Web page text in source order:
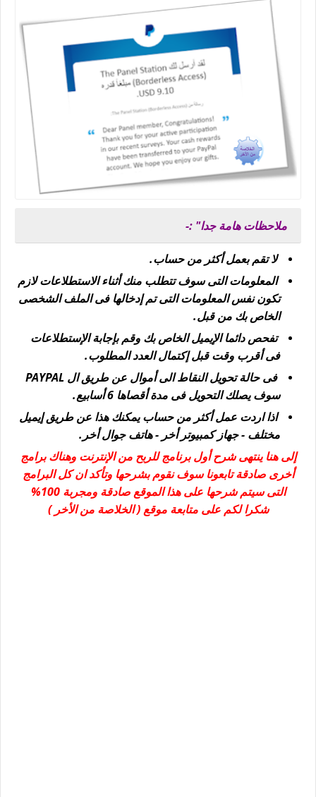
ملاحظات هامة جدا" :-
لا تقم بعمل أكثر من حساب.
المعلومات التى سوف تتطلب منك أثناء الاستطلاعات لازم
تكون نفس المعلومات التى تم إدخالها فى الملف الشخصى
الخاص بك من قبل.
تفحص دائما الإيميل الخاص بك وقم بإجابة الإستطلاعات
فى أقرب وقت قبل إكتمال العدد المطلوب.
فى حالة تحويل النقاط الى أموال عن طريق ال PAYPAL
سوف يصلك التحويل فى مدة أقصاها 6 أسابيع.
اذا اردت عمل أكثر من حساب يمكنك هذا عن طريق إيميل
مختلف - جهاز كمبيوتر أخر - هاتف جوال أخر.
إلى هنا ينتهى شرح أول برنامج للربح من الإنترنت وهناك برامج
أخرى صادقة تابعونا سوف نقوم بشرحها وتأكد ان كل البرامج
التى سيتم شرحها على هذا الموقع صادقة ومجربة 100%
شكرا لكم على متابعة موقع ( الخلاصة من الأخر )